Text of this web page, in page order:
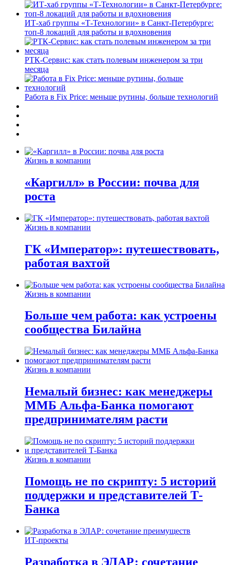
ИТ-хаб группы «Т-Технологии» в Санкт-Петербурге:
топ-8 локаций для работы и вдохновения
РТК-Сервис: как стать полевым инженером за три
месяца
Работа в Fix Price: меньше рутины, больше технологий
Жизнь в компании
«Каргилл» в России: почва для
роста
Жизнь в компании
ГК «Император»: путешествовать,
работая вахтой
Жизнь в компании
Больше чем работа: как устроены
сообщества Билайна
Жизнь в компании
Немалый бизнес: как менеджеры
ММБ Альфа-Банка помогают
предпринимателям расти
Жизнь в компании
Помощь не по скрипту: 5 историй
поддержки и представителей Т-
Банка
ИТ-проекты
Разработка в ЭЛАР: сочетание